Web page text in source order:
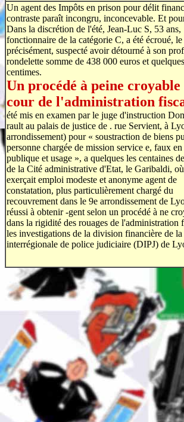
Un agent des Impôts en prison pour délit
contraste paraît incongru, inconcevable. Et
Dans la discrétion de l'été, Jean-Luc S, 53 ans,
fonctionnaire de la catégorie C, a été écroué,
précisément, suspecté avoir détourné à son
rondelette somme de 438 000 euros et quelques
centimes.
Un procédé à peine croyable
cour de l'administration
été mis en examen par le juge d'instruction
rault au palais de justice de . rue Servient, à
arrondissement) pour « soustraction de biens
personne chargée de mission service e, faux
publique et usage », a quelques les centaines
de la Cité administrative d'Etat, le Garibaldi,
exerçait emploi modeste et anonyme agent de
constatation, plus particulièrement chargé du
recouvrement dans le 9e arrondissement de
réussi à obtenir -gent selon un procédé à ne
dans la rigidité des rouages de l'administration
les investigations de la division financière de
interrégionale de police judiciaire (DIPJ) de